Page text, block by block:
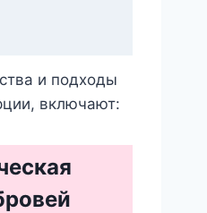
и подходы
включают: